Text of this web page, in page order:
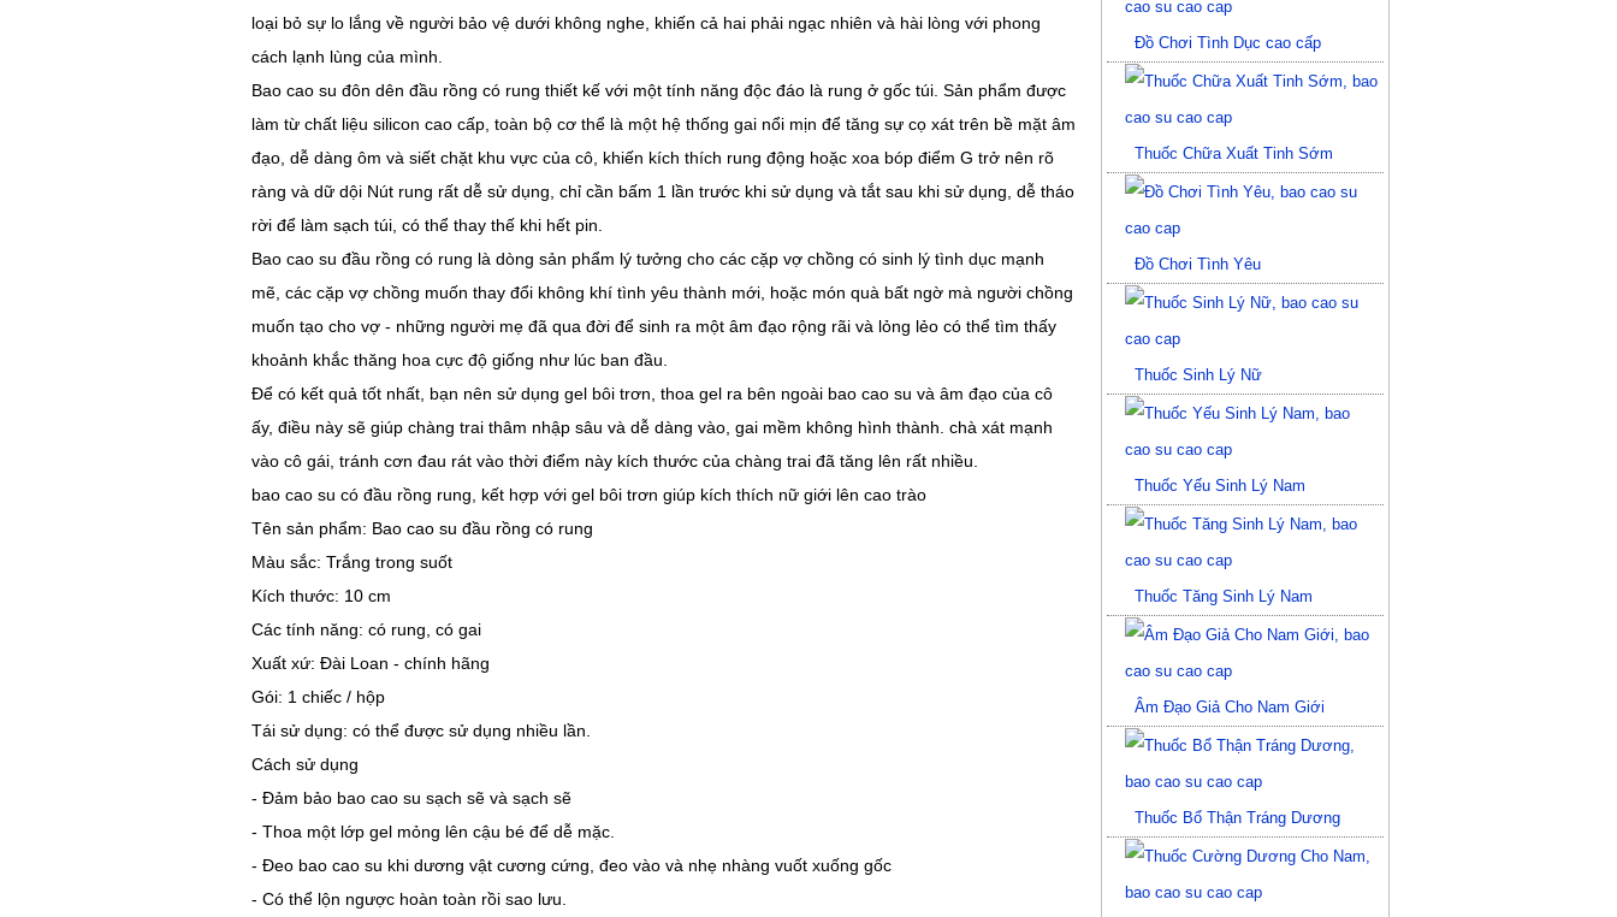
loại bỏ sự lo lắng về người bảo vệ dưới không nghe, khiến cả hai phải ngạc nhiên và hài lòng với phong
cách lạnh lùng của mình.
Bao cao su đôn dên đầu rồng có rung thiết kế với một tính năng độc đáo là rung ở gốc túi. Sản phẩm được
làm từ chất liệu silicon cao cấp, toàn bộ cơ thể là một hệ thống gai nổi mịn để tăng sự cọ xát trên bề mặt âm
đạo, dễ dàng ôm và siết chặt khu vực của cô, khiến kích thích rung động hoặc xoa bóp điểm G trở nên rõ
ràng và dữ dội Nút rung rất dễ sử dụng, chỉ cần bấm 1 lần trước khi sử dụng và tắt sau khi sử dụng, dễ tháo
rời để làm sạch túi, có thể thay thế khi hết pin.
Bao cao su đầu rồng có rung là dòng sản phẩm lý tưởng cho các cặp vợ chồng có sinh lý tình dục mạnh
mẽ, các cặp vợ chồng muốn thay đổi không khí tình yêu thành mới, hoặc món quà bất ngờ mà người chồng
muốn tạo cho vợ - những người mẹ đã qua đời để sinh ra một âm đạo rộng rãi và lỏng lẻo có thể tìm thấy
khoảnh khắc thăng hoa cực độ giống như lúc ban đầu.
Để có kết quả tốt nhất, bạn nên sử dụng gel bôi trơn, thoa gel ra bên ngoài bao cao su và âm đạo của cô
ấy, điều này sẽ giúp chàng trai thâm nhập sâu và dễ dàng vào, gai mềm không hình thành. chà xát mạnh
vào cô gái, tránh cơn đau rát vào thời điểm này kích thước của chàng trai đã tăng lên rất nhiều.
bao cao su có đầu rồng rung, kết hợp với gel bôi trơn giúp kích thích nữ giới lên cao trào
Tên sản phẩm: Bao cao su đầu rồng có rung
Màu sắc: Trắng trong suốt
Kích thước: 10 cm
Các tính năng: có rung, có gai
Xuất xứ: Đài Loan - chính hãng
Gói: 1 chiếc / hộp
Tái sử dụng: có thể được sử dụng nhiều lần.
Cách sử dụng
- Đảm bảo bao cao su sạch sẽ và sạch sẽ
- Thoa một lớp gel mỏng lên cậu bé để dễ mặc.
- Đeo bao cao su khi dương vật cương cứng, đeo vào và nhẹ nhàng vuốt xuống gốc
- Có thể lộn ngược hoàn toàn rồi sao lưu.
Đồ Chơi Tình Dục cao cấp
Thuốc Chữa Xuất Tinh Sớm
Đồ Chơi Tình Yêu
Thuốc Sinh Lý Nữ
Thuốc Yếu Sinh Lý Nam
Thuốc Tăng Sinh Lý Nam
Âm Đạo Giả Cho Nam Giới
Thuốc Bổ Thận Tráng Dương